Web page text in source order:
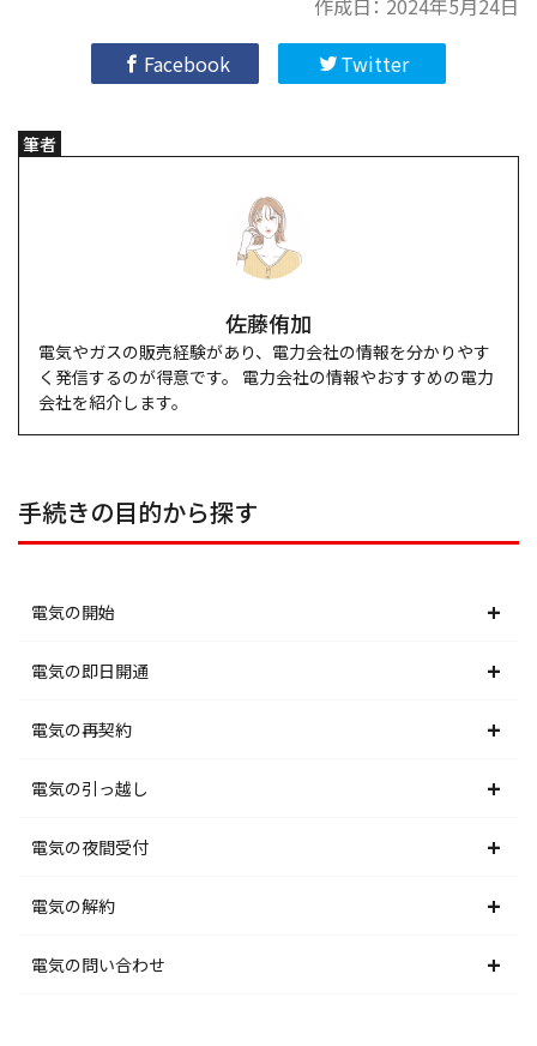
作成日： 2024年5月24日
Facebook
Twitter
筆者
佐藤侑加
電気やガスの販売経験があり、電力会社の情報を分かりやす
く発信するのが得意です。 電力会社の情報やおすすめの電力
会社を紹介します。
手続きの目的から探す
電気の開始
北海道電力エリア
東北電力エリア
東京電力エリア
北陸電力エリア
中部電力エリア
関西電力エリア
電気の即日開通
北海道電力エリア
東北電力エリア
東京電力エリア
北陸電力エリア
中部電力エリア
電気の再契約
北海道電力エリア
東北電力エリア
東京電力エリア
北陸電力エリア
電気の引っ越し
北海道電力エリア
東北電力エリア
東京電力エリア
電気の夜間受付
北海道電力エリア
東北電力エリア
電気の解約
北海道電力エリア
電気の問い合わせ